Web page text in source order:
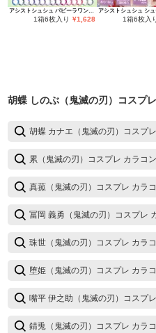
アシストシュシュ パピーラワンデー
1箱6枚入り ¥1,628 1箱6枚入
胡蝶 しのぶ（鬼滅の刃）コスプ
胡蝶 カナエ（鬼滅の刃）コスプ
累（鬼滅の刃）コスプレ カラコン
真菰（鬼滅の刃）コスプレ カラ
冨岡 義勇（鬼滅の刃）コスプレ
珠世（鬼滅の刃）コスプレ カラ
堕姫（鬼滅の刃）コスプレ カラ
嘴平 伊之助（鬼滅の刃）コスプ
錆兎（鬼滅の刃）コスプレ カラ